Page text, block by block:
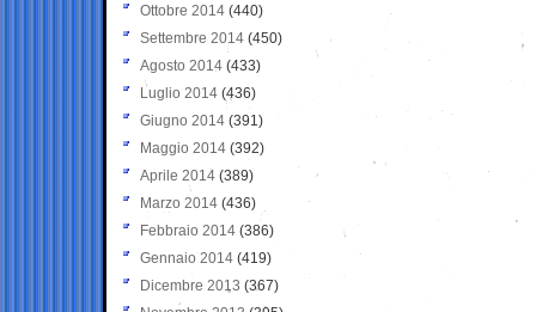
Ottobre 2014 (440)
Settembre 2014 (450)
Agosto 2014 (433)
Luglio 2014 (436)
Giugno 2014 (391)
Maggio 2014 (392)
Aprile 2014 (389)
Marzo 2014 (436)
Febbraio 2014 (386)
Gennaio 2014 (419)
Dicembre 2013 (367)